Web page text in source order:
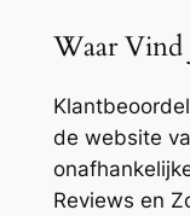
Waar Vind
de website
Reviews en